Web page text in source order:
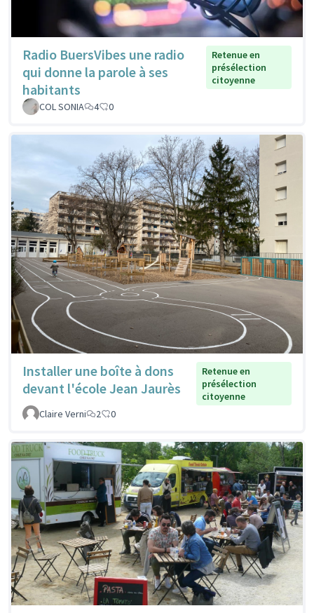
Radio BuersVibes une radio
qui donne la parole à ses
habitants
Retenue en
présélection
citoyenne
COL SONIA 4 0
Installer une boîte à dons
devant l'école Jean Jaurès
Retenue en
présélection
citoyenne
Claire Verni
2 0